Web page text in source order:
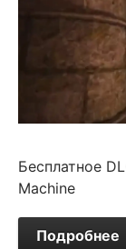
Бесплатное
Machine
Подробнее